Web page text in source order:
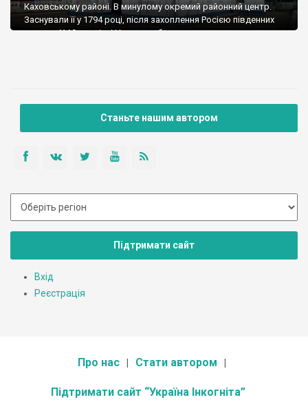
Каховському районі. В минулому окремий районний центр.
Заснували її у 1794 році, після захоплення Росією південних
земель. У 19 столітті Чаплинка була волосним центром у
Станьте нашим автором
Підтримати сайт
Вхід
Реєстрація
Про нас Стати автором
Підтримати сайт “Україна Інкогніта”